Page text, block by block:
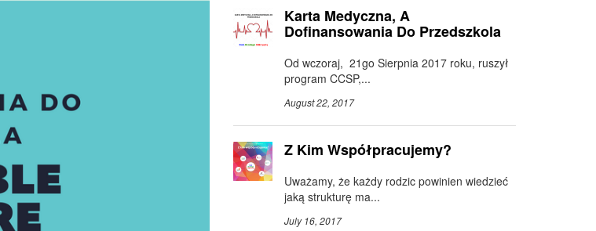
Karta Medyczna, A
Dofinansowania Do Przedszkola
Od wczoraj, 21go Sierpnia 2017 roku, ruszył
program CCSP,...
August 22, 2017
Z Kim Współpracujemy?
Uważamy, że każdy rodzic powinien wiedzieć
jaką strukturę ma...
July 16, 2017